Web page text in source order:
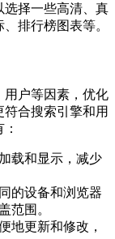
选择一些高清、真
排行榜图表等。
用户等因素，优化
合搜索引擎和用
载和显示，减少
的设备和浏览器
范围。
地更新和修改，